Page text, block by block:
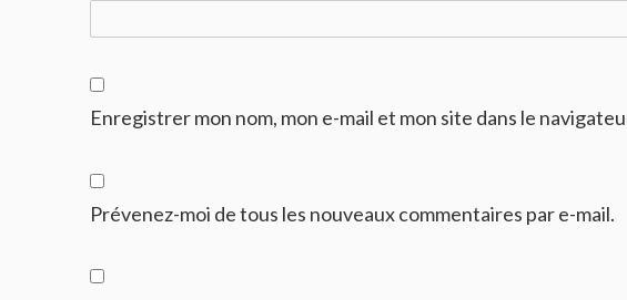
Enregistrer mon nom, mon e-mail et mon site dans le
Prévenez-moi de tous les nouveaux commentaires par e-mail.